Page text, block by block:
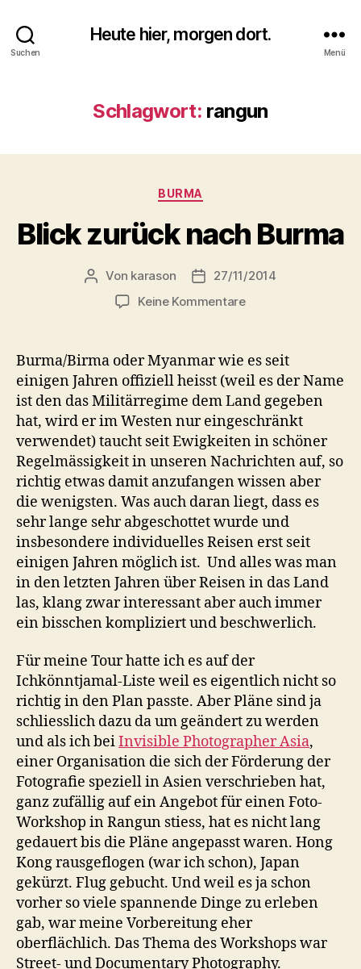
Suchen
Heute hier, morgen dort.
Menü
Schlagwort: rangun
Kategorien
BURMA
Blick zurück nach Burma
Beitragsautor
Von karason Veröffentlichungsdatum
27/11/2014
Keine Kommentarezu
Burma
Burma/Birma oder Myanmar wie es seit
einigen Jahren offiziell heisst (weil es der Name
ist den das Militärregime dem Land gegeben
hat, wird er im Westen nur eingeschränkt
verwendet) taucht seit Ewigkeiten in schöner
Regelmässigkeit in unseren Nachrichten auf, so
richtig etwas damit anzufangen wissen aber
die wenigsten. Was auch daran liegt, dass es
sehr lange sehr abgeschottet wurde und
insbesondere individuelles Reisen erst seit
einigen Jahren möglich ist. Und alles was man
in den letzten Jahren über Reisen in das Land
las, klang zwar interessant aber auch immer
ein bisschen kompliziert und beschwerlich.
Für meine Tour hatte ich es auf der
Ichkönntjamal-Liste weil es eigentlich nicht so
richtig in den Plan passte. Aber Pläne sind ja
schliesslich dazu da um geändert zu werden
und als ich beiInvisible Photographer Asia,
einer Organisation die sich der Förderung der
Fotografie speziell in Asien verschrieben hat,
ganz zufällig auf ein Angebot für einen Foto-
Workshop in Rangun stiess, hat es nicht lang
gedauert bis die Pläne angepasst waren. Hong
Kong rausgeflogen (war ich schon), Japan
gekürzt. Flug gebucht. Und weil es ja schon
vorher so viele spannende Dinge zu erleben
gab, war meine Vorbereitung eher
oberflächlich. Das Thema des Workshops war
Street- und Documentary Photography.